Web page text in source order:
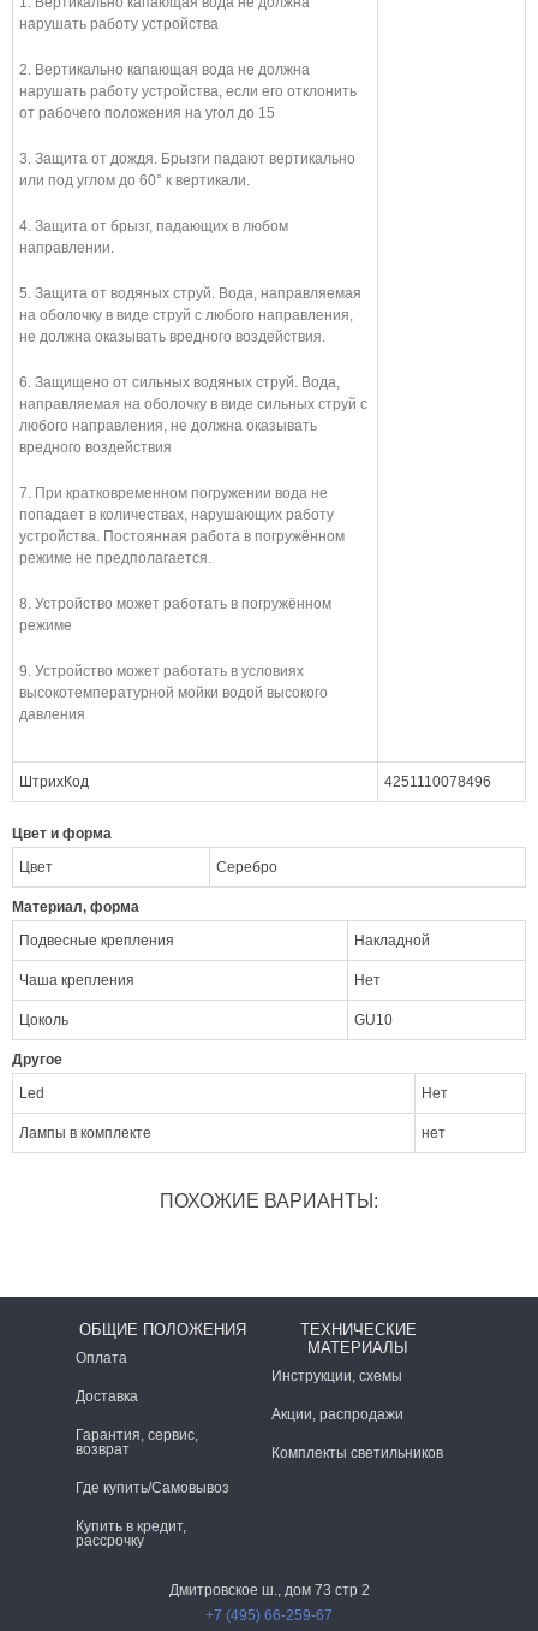
нарушать работу устройства
2. Вертикально капающая вода не должна
нарушать работу устройства, если его отклонить
от рабочего положения на угол до 15
3. Защита от дождя. Брызги падают вертикально
или под углом до 60° к вертикали.
4. Защита от брызг, падающих в любом
направлении.
5. Защита от водяных струй. Вода, направляемая
на оболочку в виде струй с любого направления,
не должна оказывать вредного воздействия.
6. Защищено от сильных водяных струй. Вода,
направляемая на оболочку в виде сильных струй с
любого направления, не должна оказывать
вредного воздействия
7. При кратковременном погружении вода не
попадает в количествах, нарушающих работу
устройства. Постоянная работа в погружённом
режиме не предполагается.
8. Устройство может работать в погружённом
режиме
9. Устройство может работать в условиях
высокотемпературной мойки водой высокого
давления
ШтрихКод 4251110078496
Цвет и форма
Цвет
Серебро
Материал, форма
Подвесные крепления
Накладной
Чаша крепления Нет
Цоколь GU10
Другое
Led
Нет
Лампы в комплекте нет
ПОХОЖИЕ ВАРИАНТЫ:
ОБЩИЕ ПОЛОЖЕНИЯ
Оплата
Доставка
Гарантия, сервис,
возврат
Где купить/Самовывоз
Купить в кредит,
рассрочку
ТЕХНИЧЕСКИЕ
МАТЕРИАЛЫ
Инструкции, схемы
Акции, распродажи
Комплекты светильников
Дмитровское ш., дом 73 стр 2
+7 (495) 66-259-67